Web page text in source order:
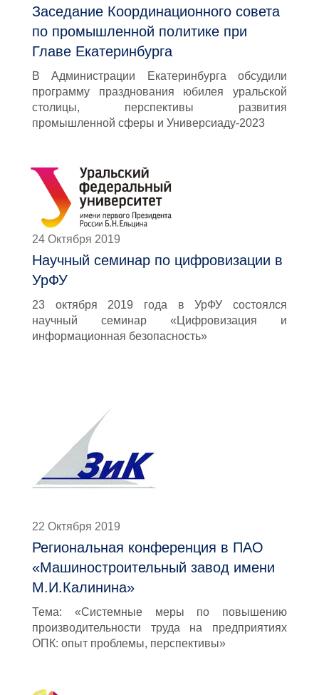
Заседание Координационного совета
по промышленной политике при
Главе Екатеринбурга
В Администрации Екатеринбурга обсудили
программу празднования юбилея уральской
столицы, перспективы развития
промышленной сферы и Универсиаду-2023
24 Октября 2019
Научный семинар по цифровизации в
УрФУ
23 октября 2019 года в УрФУ состоялся
научный семинар «Цифровизация и
информационная безопасность»
22 Октября 2019
Региональная конференция в ПАО
«Машиностроительный завод имени
М.И.Калинина»
Тема: «Системные меры по повышению
производительности труда на предприятиях
ОПК: опыт проблемы, перспективы»